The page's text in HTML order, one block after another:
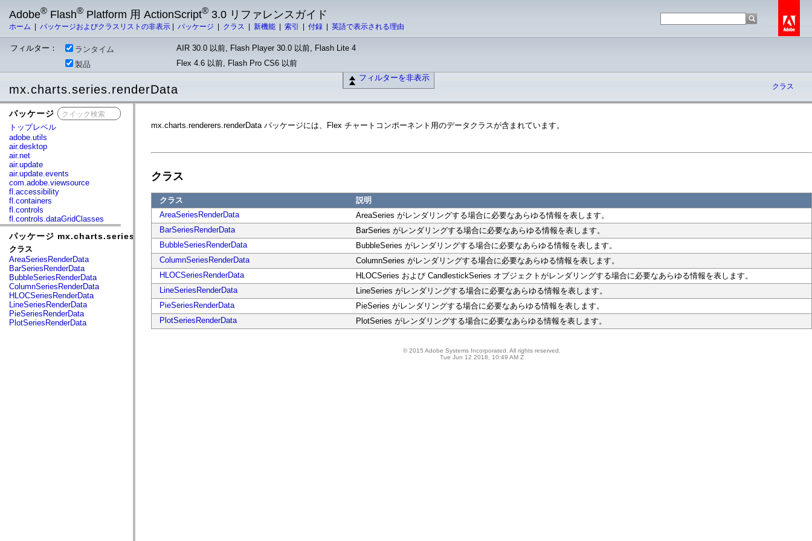
Adobe® Flash® Platform 用 ActionScript® 3.0 リファレンスガイド
ホーム パッケージおよびクラスリストの非表示 パッケージ クラス 新機能 索引 付録 英語で表示される理由
フィルター： ランタイム
AIR 30.0 以前, Flash Player 30.0 以前, Flash Lite 4
製品
Flex 4.6 以前, Flash Pro CS6 以前
フィルターを非表示
mx.charts.series.renderData クラス
パッケージ
トップレベル
adobe.utils
air.desktop
air.net
air.update
air.update.events
com.adobe.viewsource
fl.accessibility
fl.containers
fl.controls
fl.controls.dataGridClasses
fl.controls.listClasses
fl.controls.progressBarClasses
fl.core
fl.data
fl.display
fl.events
fl.ik
fl.lang
fl.livepreview
fl.managers
fl.motion
fl.motion.easing
パッケージ mx.charts.series.renderData
クラス
AreaSeriesRenderData
BarSeriesRenderData
BubbleSeriesRenderData
ColumnSeriesRenderData
HLOCSeriesRenderData
LineSeriesRenderData
PieSeriesRenderData
PlotSeriesRenderData
mx.charts.renderers.renderData パッケージには、Flex チャートコンポーネント用のデータクラスが含まれています。
クラス
クラス
説明
AreaSeriesRenderData
AreaSeries がレンダリングする場合に必要なあらゆる情報を表します。
BarSeriesRenderData
BarSeries がレンダリングする場合に必要なあらゆる情報を表します。
BubbleSeriesRenderData
BubbleSeries がレンダリングする場合に必要なあらゆる情報を表します。
ColumnSeriesRenderData
ColumnSeries がレンダリングする場合に必要なあらゆる情報を表します。
HLOCSeriesRenderData
HLOCSeries および CandlestickSeries オブジェクトがレンダリングする場合に必要なあらゆる情報を表します。
LineSeriesRenderData
LineSeries がレンダリングする場合に必要なあらゆる情報を表します。
PieSeriesRenderData
PieSeries がレンダリングする場合に必要なあらゆる情報を表します。
PlotSeriesRenderData
PlotSeries がレンダリングする場合に必要なあらゆる情報を表します。
© 2015 Adobe Systems Incorporated. All rights reserved.
Tue Jun 12 2018, 10:49 AM Z